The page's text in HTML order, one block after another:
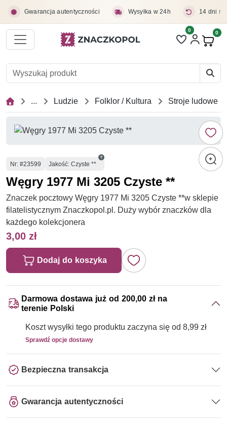
Gwarancja autentyczności Wysyłka w 24h 14 dni
Liczba pozycji
0 0
... Ludzie Folklor / Kultura Stroje ludowe
Numer
Nr: #23599 Jakość: Czyste **
Węgry 1977 Mi 3205 Czyste **
Znaczek pocztowy Węgry 1977 Mi 3205 Czyste **w sklepie
filatelistycznym Znaczkopol.pl. Duży wybór znaczków dla
każdego kolekcjonera
3,00 zł
Dodaj do koszyka
Darmowa dostawa już od 200,00 zł na
terenie Polski
Koszt wysyłki tego produktu zaczyna się od 8,99 zł
Sprawdź opcje dostawy
Bezpieczna transakcja
Gwarancja autentyczności